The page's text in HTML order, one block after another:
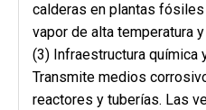
calderas en plantas
vapor de alta temperatura
(3) Infraestructura química
Transmite medios
reactores y tuberías. Las